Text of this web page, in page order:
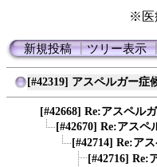
※医
新規投稿┃ツリー表示
[#42319] アスペルガー症
[#42668] Re:アスペル
[#42670] Re:アスペ
[#42714] Re:ア
[#42716] Re: